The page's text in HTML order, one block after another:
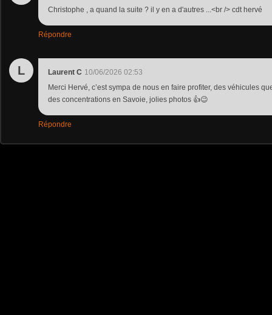
Christophe , a quand la suite ? il y en a d'autres ...<br /> cdt hervé
Répondre
L Laurent C 10/06/2026 02:53
Merci Hervé, c’est sympa de nous en faire profiter, des véhicules
des concentrations en Savoie, jolies photos 👍😉
Répondre